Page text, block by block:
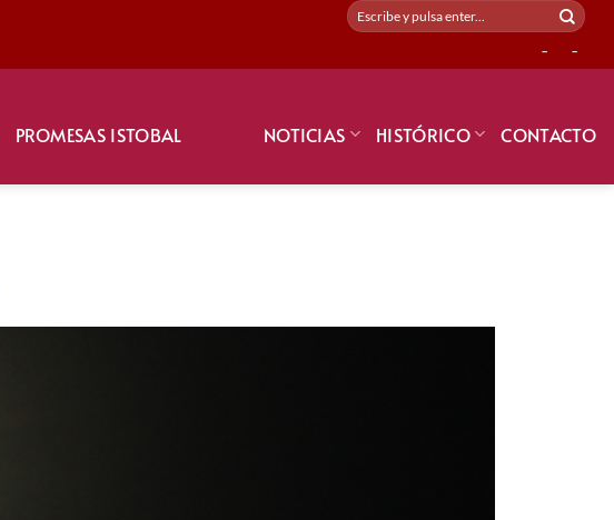
- -
PROMESAS ISTOBAL NOTICIAS HISTÓRICO CONTACTO